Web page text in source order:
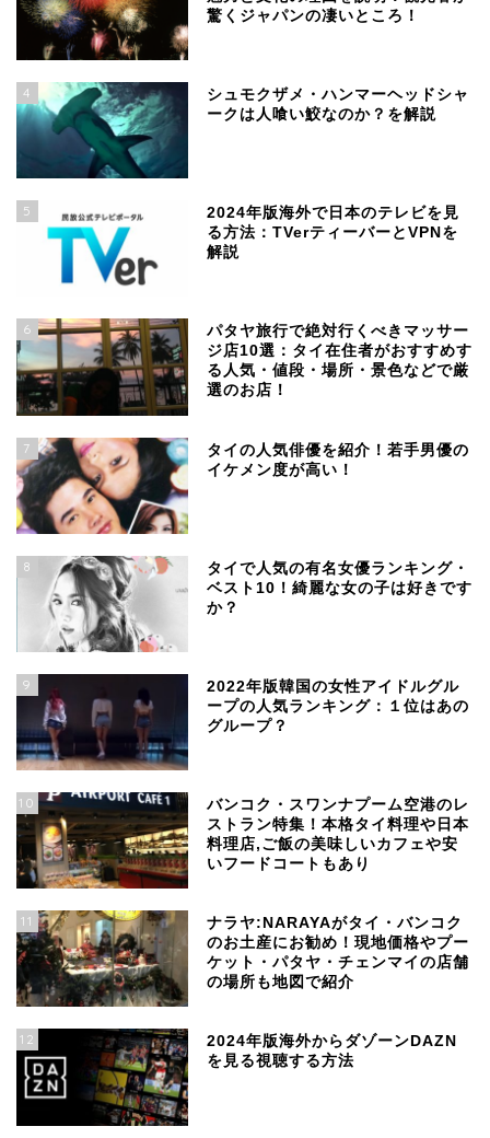
驚くジャパンの凄いところ！
4
シュモクザメ・ハンマーヘッドシャ
ークは人喰い鮫なのか？を解説
5
2024年版海外で日本のテレビを見
る方法：TVerティーバーとVPNを
解説
6
パタヤ旅行で絶対行くべきマッサー
ジ店10選：タイ在住者がおすすめす
る人気・値段・場所・景色などで厳
選のお店！
7
タイの人気俳優を紹介！若手男優の
イケメン度が高い！
8
タイで人気の有名女優ランキング・
ベスト10！綺麗な女の子は好きです
か？
9
2022年版韓国の女性アイドルグル
ープの人気ランキング：１位はあの
グループ？
10
バンコク・スワンナプーム空港のレ
ストラン特集！本格タイ料理や日本
料理店,ご飯の美味しいカフェや安
いフードコートもあり
11
ナラヤ:NARAYAがタイ・バンコク
のお土産にお勧め！現地価格やプー
ケット・パタヤ・チェンマイの店舗
の場所も地図で紹介
12
2024年版海外からダゾーンDAZN
を見る視聴する方法